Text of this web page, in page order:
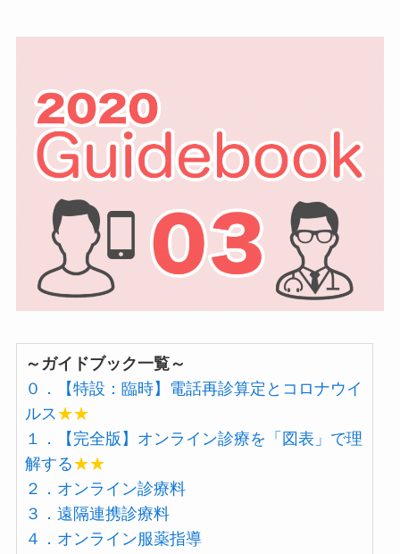
～ガイドブック一覧～
０．【特設：臨時】電話再診算定とコロナウイ
ルス★★
１．【完全版】オンライン診療を「図表」で理
解する★★
２．オンライン診療料
３．遠隔連携診療料
４．オンライン服薬指導